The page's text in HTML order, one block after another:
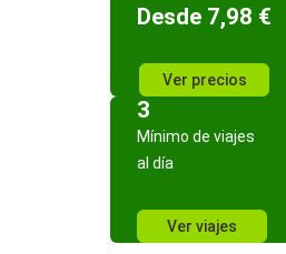
Desde 7,98 €
Ver precios
3
Mínimo de viajes
al día
Ver viajes